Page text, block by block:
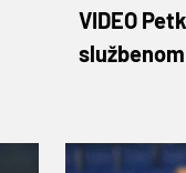
VIDEO